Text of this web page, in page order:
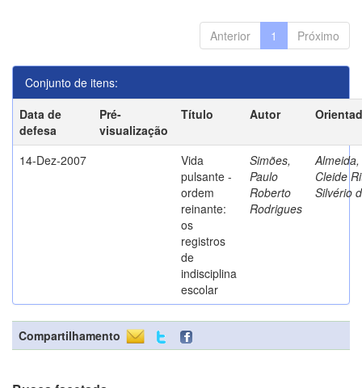
Anterior 1 Próximo
Conjunto de itens:
Data de
defesa
Pré-
visualização
Título Autor
14-Dez-2007
Vida
pulsante -
ordem
reinante:
os
registros
de
indisciplina
escolar
Simões,
Paulo
Roberto
Rodrigues
Almeida,
Cleide
Silvério
Compartilhamento